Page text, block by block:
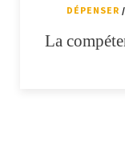
DÉPENSER /
La